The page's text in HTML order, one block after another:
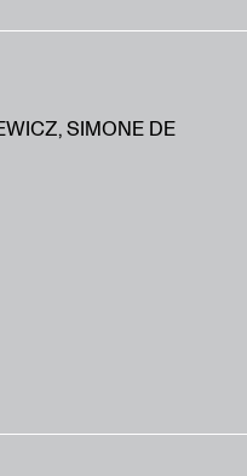
SIMONE DE